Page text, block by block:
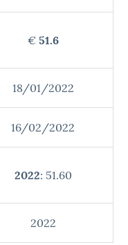
€ 51.6
18/01/2022
16/02/2022
2022: 51.60
2022